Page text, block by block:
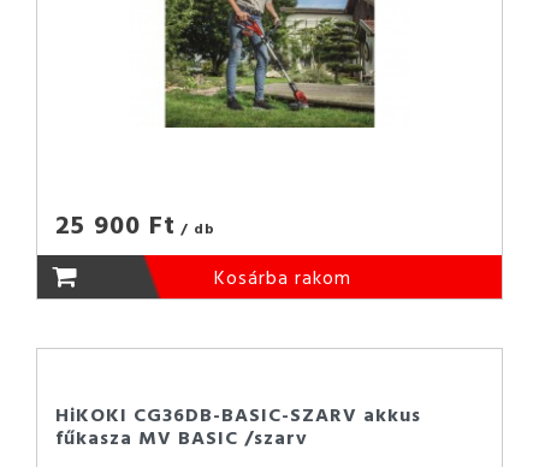
25 900 Ft / db
Kosárba rakom
HiKOKI CG36DB-BASIC-SZARV akkus
fűkasza MV BASIC /szarv